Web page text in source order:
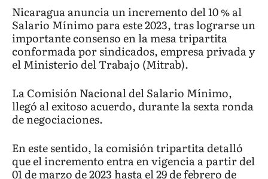
Nicaragua anuncia un incremento del 10 % al
Salario Mínimo para este 2023, tras lograrse un
importante consenso en la mesa tripartita
conformada por sindicados, empresa privada y
el Ministerio del Trabajo (Mitrab).
La Comisión Nacional del Salario Mínimo,
llegó al exitoso acuerdo, durante la sexta ronda
de negociaciones.
En este sentido, la comisión tripartita detalló
que el incremento entra en vigencia a partir del
01 de marzo de 2023 hasta el 29 de febrero de